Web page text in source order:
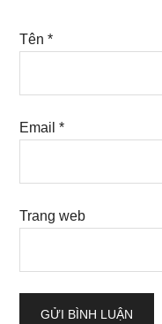
Tên*
Email*
Trang web